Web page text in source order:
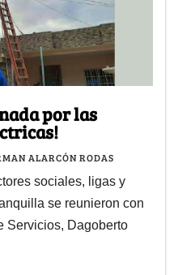
por las
ALARCÓN RODAS
sociales, ligas y
se reunieron con
Servicios, Dagoberto